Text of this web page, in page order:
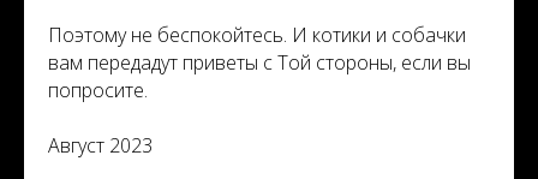
Поэтому не беспокойтесь. И котики и собачки
вам передадут приветы с Той стороны, если вы
попросите.
Август 2023